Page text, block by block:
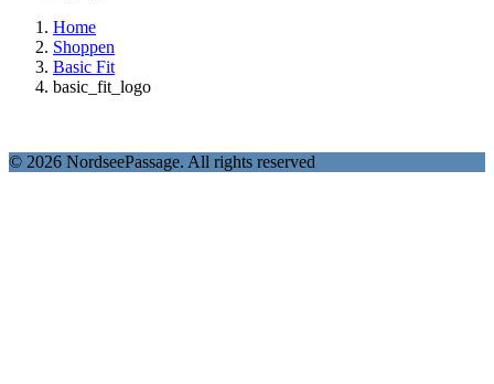
Home
Shoppen
Basic Fit
basic_fit_logo
© 2026 NordseePassage. All rights reserved